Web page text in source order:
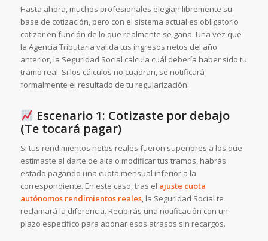
Hasta ahora, muchos profesionales elegían libremente su
base de cotización, pero con el sistema actual es obligatorio
cotizar en función de lo que realmente se gana. Una vez que
la Agencia Tributaria valida tus ingresos netos del año
anterior, la Seguridad Social calcula cuál debería haber sido tu
tramo real. Si los cálculos no cuadran, se notificará
formalmente el resultado de tu regularización.
Escenario 1: Cotizaste por debajo
(Te tocará pagar)
Si tus rendimientos netos reales fueron superiores a los que
estimaste al darte de alta o modificar tus tramos, habrás
estado pagando una cuota mensual inferior a la
correspondiente. En este caso, tras el ajuste cuota
autónomos rendimientos reales, la Seguridad Social te
reclamará la diferencia. Recibirás una notificación con un
plazo específico para abonar esos atrasos sin recargos.